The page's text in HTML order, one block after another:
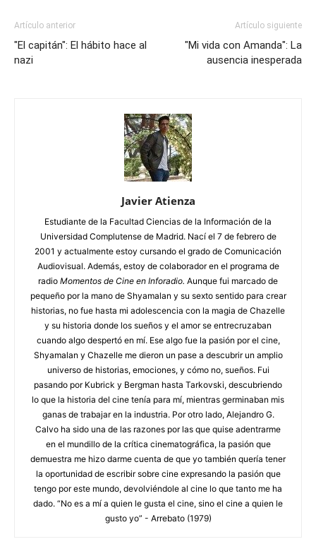
Artículo anterior
"El capitán": El hábito hace al
nazi
Artículo siguiente
"Mi vida con Amanda": La
ausencia inesperada
Javier Atienza
Estudiante de la Facultad Ciencias de la Información de la
Universidad Complutense de Madrid. Nací el 7 de febrero de
2001 y actualmente estoy cursando el grado de Comunicación
Audiovisual. Además, estoy de colaborador en el programa de
radio Momentos de Cine en Inforadio. Aunque fui marcado de
pequeño por la mano de Shyamalan y su sexto sentido para crear
historias, no fue hasta mi adolescencia con la magia de Chazelle
y su historia donde los sueños y el amor se entrecruzaban
cuando algo despertó en mí. Ese algo fue la pasión por el cine,
Shyamalan y Chazelle me dieron un pase a descubrir un amplio
universo de historias, emociones, y cómo no, sueños. Fui
pasando por Kubrick y Bergman hasta Tarkovski, descubriendo
lo que la historia del cine tenía para mí, mientras germinaban mis
ganas de trabajar en la industria. Por otro lado, Alejandro G.
Calvo ha sido una de las razones por las que quise adentrarme
en el mundillo de la crítica cinematográfica, la pasión que
demuestra me hizo darme cuenta de que yo también quería tener
la oportunidad de escribir sobre cine expresando la pasión que
tengo por este mundo, devolviéndole al cine lo que tanto me ha
dado. “No es a mí a quien le gusta el cine, sino el cine a quien le
gusto yo” - Arrebato (1979)